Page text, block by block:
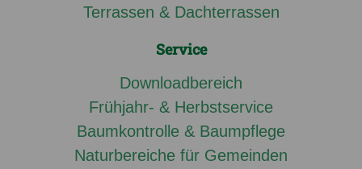
Terrassen & Dachterrassen
Service
Downloadbereich
Frühjahr- & Herbstservice
Baumkontrolle & Baumpflege
Naturbereiche für Gemeinden